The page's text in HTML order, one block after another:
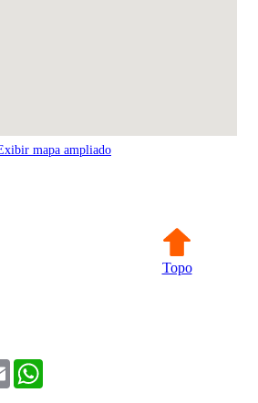
mapa ampliado
Topo
Email